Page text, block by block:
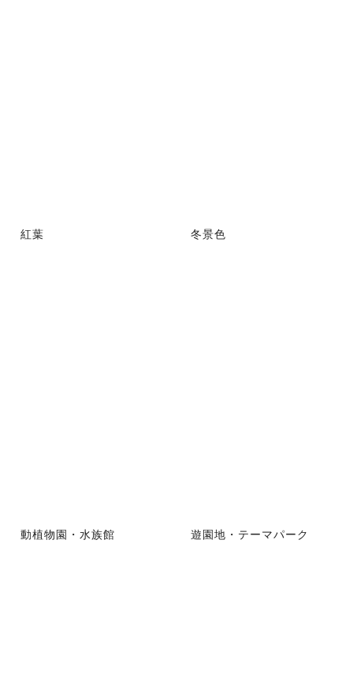
紅葉 冬景色
動植物園・水族館 遊園地・テーマパーク